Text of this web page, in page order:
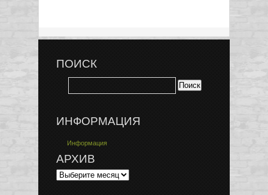
ПОИСК
ИНФОРМАЦИЯ
Информация
АРХИВ